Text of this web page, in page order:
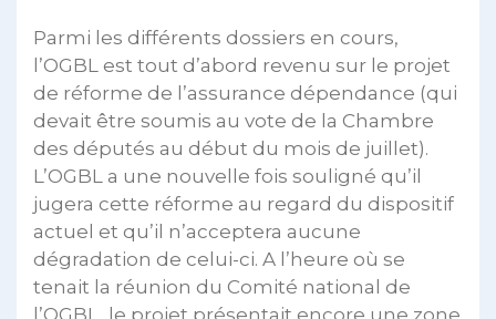
Parmi les différents dossiers en cours,
l’OGBL est tout d’abord revenu sur le projet
de réforme de l’assurance dépendance (qui
devait être soumis au vote de la Chambre
des députés au début du mois de juillet).
L’OGBL a une nouvelle fois souligné qu’il
jugera cette réforme au regard du dispositif
actuel et qu’il n’acceptera aucune
dégradation de celui-ci. A l’heure où se
tenait la réunion du Comité national de
l’OGBL, le projet présentait encore une zone